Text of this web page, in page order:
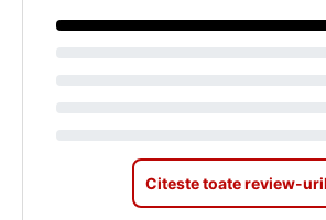
Citeste toate review-